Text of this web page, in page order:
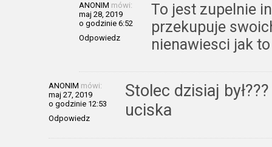
ANONIM mówi:
maj 28, 2019
o godzinie 6:52
Odpowiedz
To jest zupelnie
przekupuje
nienawiesci jak
ANONIM mówi:
maj 27, 2019
o godzinie 12:53
Odpowiedz
Stolec dzisiaj
uciska